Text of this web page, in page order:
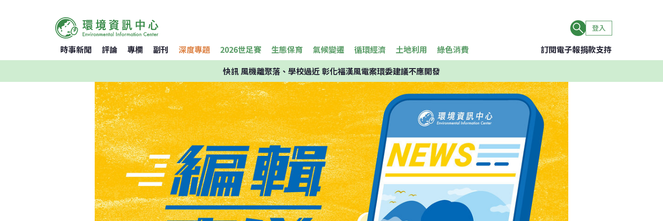
登入
時事新聞 評論 專欄 副刊 深度專題 2026世足賽 生態保育 氣候變遷 循環經濟 土地利用 綠色消費 訂閱電子報捐款支持
快訊風機離聚落、學校過近 彰化福漢風電案環委建議不應開發